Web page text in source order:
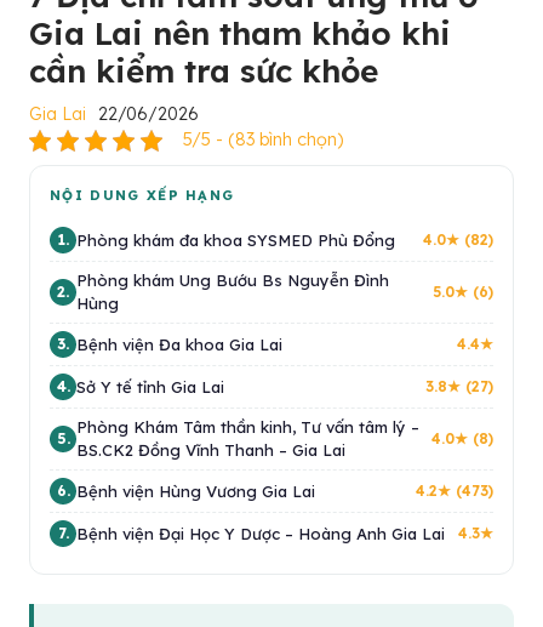
Gia Lai nên tham khảo khi
cần kiểm tra sức khỏe
Gia Lai
22/06/2026
5/5 - (83 bình chọn)
NỘI DUNG XẾP HẠNG
1. Phòng khám đa khoa SYSMED Phù Đổng 4.0★ (82)
2.
Phòng khám Ung Bướu Bs Nguyễn Đình
Hùng
5.0★ (6)
3. Bệnh viện Đa khoa Gia Lai 4.4★
4. Sở Y tế tỉnh Gia Lai 3.8★ (27)
5.
Phòng Khám Tâm thần kinh, Tư vấn tâm lý –
BS.CK2 Đồng Vĩnh Thanh – Gia Lai
4.0★ (8)
6. Bệnh viện Hùng Vương Gia Lai 4.2★ (473)
7. Bệnh viện Đại Học Y Dược – Hoàng Anh Gia Lai 4.3★